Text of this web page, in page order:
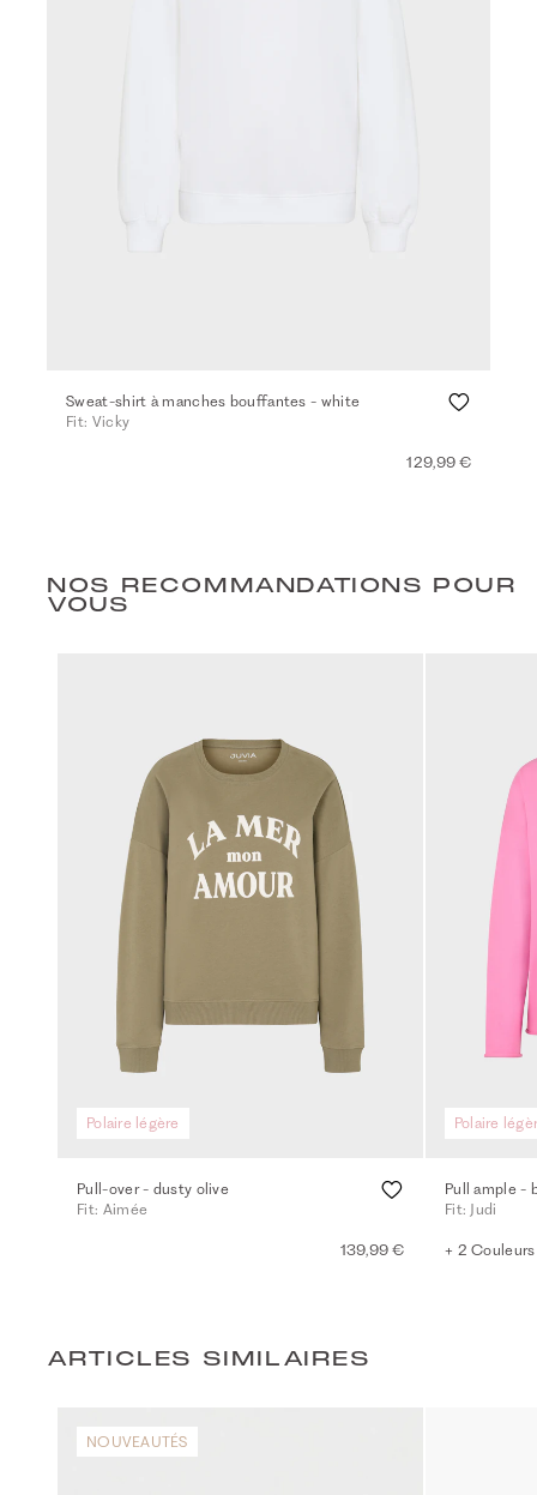
Sweat-shirt à manches bouffantes - white
Fit: Vicky
129,99 €
NOS RECOMMANDATIONS POUR
VOUS
Polaire légère
Pull-over - dusty olive
Fit: Aimée
139,99 €
Polaire
Pull ample -
Fit: Judi
+ 2 Couleurs
ARTICLES SIMILAIRES
NOUVEAUTÉS